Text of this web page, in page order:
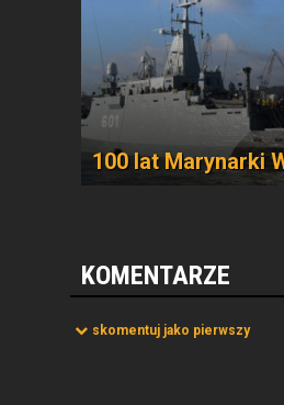
100 lat Marynarki
KOMENTARZE
skomentuj jako pierwszy